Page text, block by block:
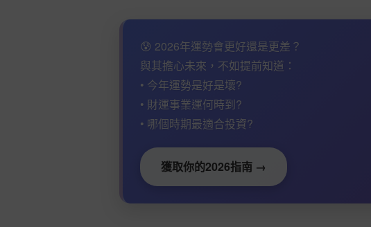
😰 2026年運勢會更好還是更差？
與其擔心未來，不如提前知道：
• 今年運勢是好是壞?
• 財運事業運何時到?
• 哪個時期最適合投資?
獲取你的2026指南 →